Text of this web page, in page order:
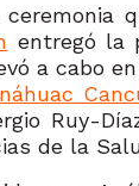
entregó la
a cabo
Ruy-
de la